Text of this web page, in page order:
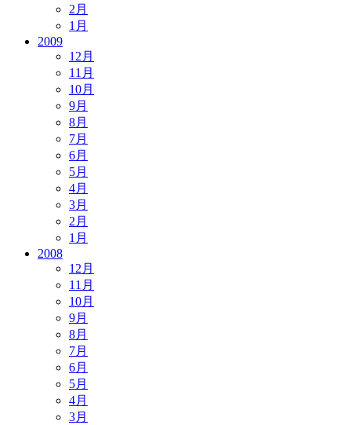
2月
1月
2009
12月
11月
10月
9月
8月
7月
6月
5月
4月
3月
2月
1月
2008
12月
11月
10月
9月
8月
7月
6月
5月
4月
3月